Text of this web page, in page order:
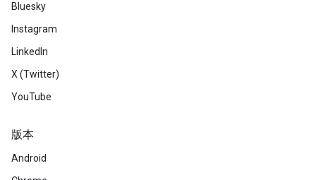
Bluesky
Instagram
LinkedIn
X (Twitter)
YouTube
版本
Android